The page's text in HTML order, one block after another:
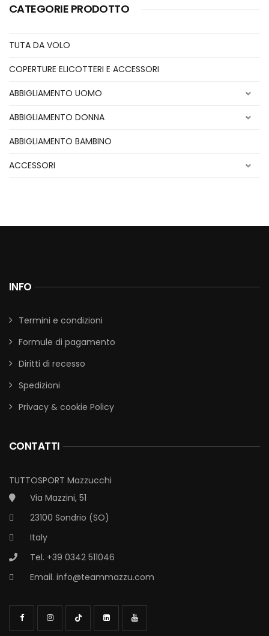
CATEGORIE PRODOTTO
TUTA DA VOLO
COPERTURE ELICOTTERI E ACCESSORI
ABBIGLIAMENTO UOMO
ABBIGLIAMENTO DONNA
ABBIGLIAMENTO BAMBINO
ACCESSORI
INFO
Termini e condizioni
Formule di pagamento
Diritti di recesso
Spedizioni
Privacy & cookie Policy
CONTATTI
TUTTOSPORT Mazzucchi
Via Mazzini, 51
23100 Sondrio (SO)
Italy
Tel. +39 0342 511046
Email. info@teammazzu.com